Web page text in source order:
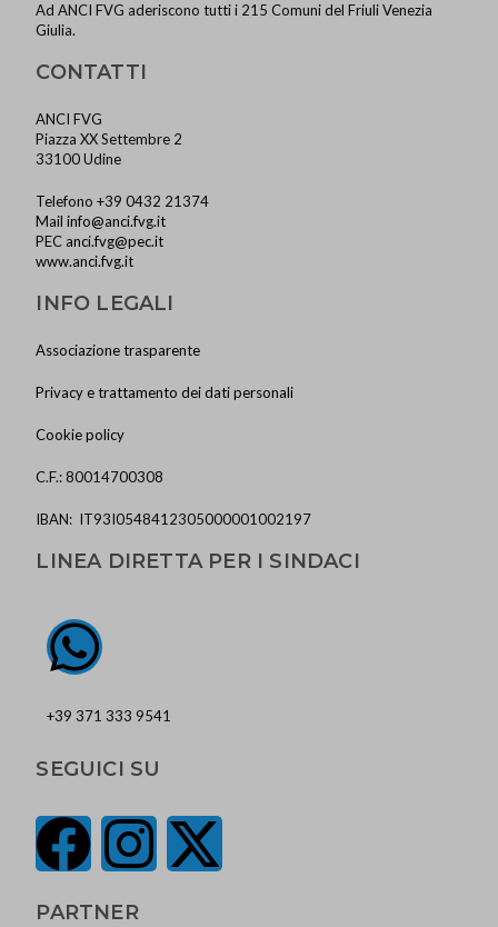
Ad ANCI FVG aderiscono tutti i 215 Comuni del Friuli Venezia
Giulia.
CONTATTI
ANCI FVG
Piazza XX Settembre 2
33100 Udine
Telefono +39 0432 21374
Mailinfo@anci.fvg.it
PEC anci.fvg@pec.it
www.anci.fvg.it
INFO LEGALI
Associazione trasparente
Privacy e trattamento dei dati personali
Cookie policy
C.F.: 80014700308
IBAN: IT93I0548412305000001002197
LINEA DIRETTA PER I SINDACI
+39 371 333 9541
SEGUICI SU
PARTNER